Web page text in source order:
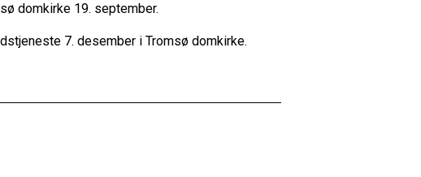
domkirke 19. september.
7. desember i Tromsø domkirke.